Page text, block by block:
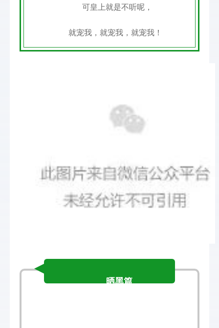
可皇上就是不听呢，
就宠我，就宠我，就宠我！
晒黑篇